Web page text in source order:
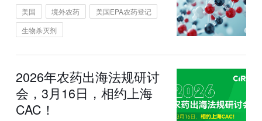
美国 境外农药
美国EPA农药登记
生物杀灭剂
2026年农药出海法规研讨
会，3月16日，相约上海
CAC！